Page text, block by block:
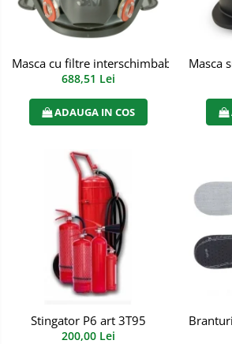
Pantofi de protectie
Sandale de protectie
Bocanci de protectie
Accesorii
Cizme de protectie
Incaltaminte alba de protectie
Incaltaminte ESD
Pantofi fara protectie
Protectie chimica
Manusi fibre speciale
Masca cu filtre interschimbabile de
688,51 Lei
ADAUGA IN COS
Masca
Stingator P6 art 3T95
200,00 Lei